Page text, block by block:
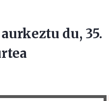
du, 35.